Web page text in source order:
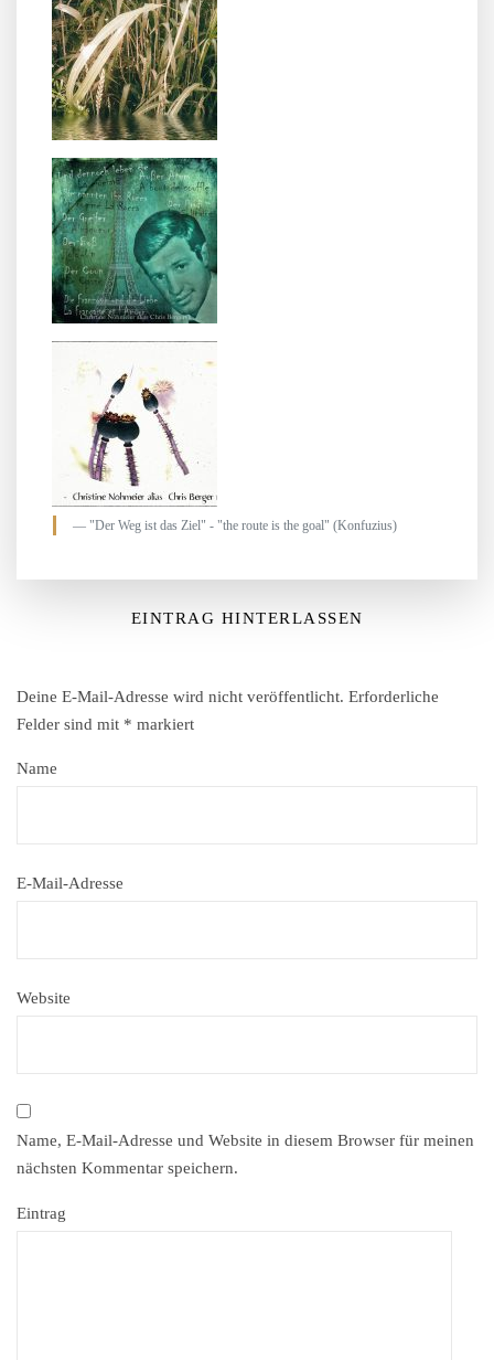
"Der Weg ist das Ziel" - "the route is the goal" (Konfuzius)
EINTRAG HINTERLASSEN
Deine E-Mail-Adresse wird nicht veröffentlicht. Erforderliche
Felder sind mit * markiert
Name
E-Mail-Adresse
Website
Name, E-Mail-Adresse und Website in diesem Browser für meinen
nächsten Kommentar speichern.
Eintrag